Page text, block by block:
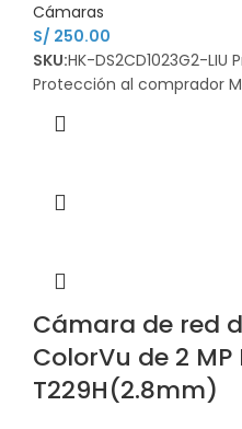
Cámaras
S/ 250.00
SKU:HK-DS2CD1023G2-
Protección al comprador
Cámara de red
ColorVu de 2 MP
T229H(2.8mm)